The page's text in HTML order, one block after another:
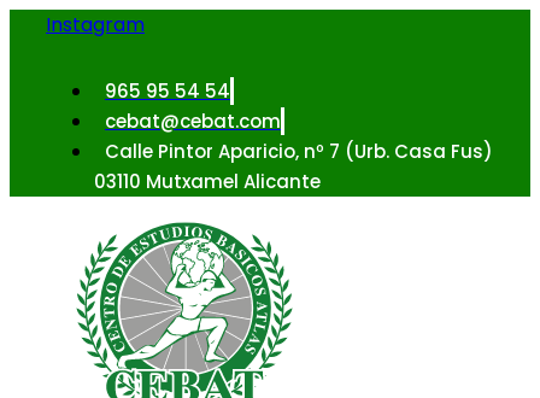
Instagram
965 95 54 54
cebat@cebat.com
Calle Pintor Aparicio, nº 7 (Urb. Casa Fus)
03110 Mutxamel Alicante